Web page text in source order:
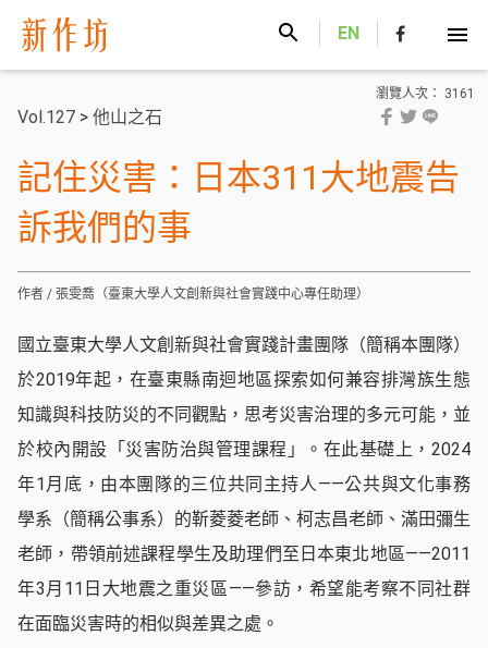
EN
瀏覽人次： 3161
Vol.127 > 他山之石
記住災害：日本311大地震告
訴我們的事
作者 / 張雯喬（臺東大學人文創新與社會實踐中心專任助理）
國立臺東大學人文創新與社會實踐計畫團隊（簡稱本團隊）
於2019年起，在臺東縣南迴地區探索如何兼容排灣族生態
知識與科技防災的不同觀點，思考災害治理的多元可能，並
於校內開設「災害防治與管理課程」。在此基礎上，2024
年1月底，由本團隊的三位共同主持人——公共與文化事務
學系（簡稱公事系）的靳菱菱老師、柯志昌老師、滿田彌生
老師，帶領前述課程學生及助理們至日本東北地區——2011
年3月11日大地震之重災區——參訪，希望能考察不同社群
在面臨災害時的相似與差異之處。